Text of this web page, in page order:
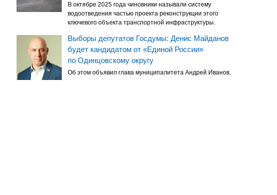
В октябре 2025 года чиновники называли систему
водоотведения частью проекта реконструкции этого
ключевого объекта транспортной инфраструктуры.
Выборы депутатов Госдумы: Денис Майданов
будет кандидатом от «Единой России»
по Одинцовскому округу
Об этом объявил глава муниципалитета Андрей Иванов.